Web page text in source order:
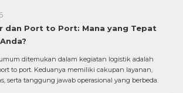
dan Port to Port: Mana yang Tepat
ditemukan dalam kegiatan logistik adalah
to port. Keduanya memiliki cakupan layanan,
serta tanggung jawab operasional yang berbeda.